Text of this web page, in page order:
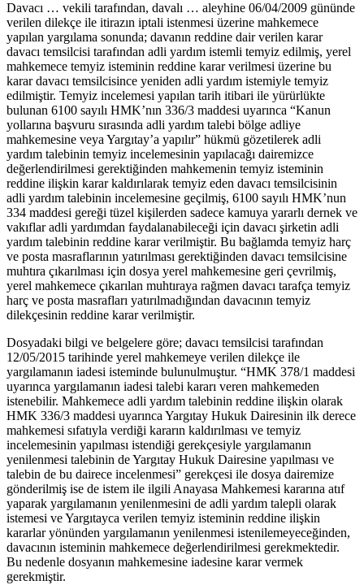
Davacı … vekili tarafından, davalı … aleyhine 06/04/2009 gününde
verilen dilekçe ile itirazın iptali istenmesi üzerine mahkemece
yapılan yargılama sonunda; davanın reddine dair verilen karar
davacı temsilcisi tarafından adli yardım istemli temyiz edilmiş, yerel
mahkemece temyiz isteminin reddine karar verilmesi üzerine bu
karar davacı temsilcisince yeniden adli yardım istemiyle temyiz
edilmiştir. Temyiz incelemesi yapılan tarih itibari ile yürürlükte
bulunan 6100 sayılı HMK’nın 336/3 maddesi uyarınca “Kanun
yollarına başvuru sırasında adli yardım talebi bölge adliye
mahkemesine veya Yargıtay’a yapılır” hükmü gözetilerek adli
yardım talebinin temyiz incelemesinin yapılacağı dairemizce
değerlendirilmesi gerektiğinden mahkemenin temyiz isteminin
reddine ilişkin karar kaldırılarak temyiz eden davacı temsilcisinin
adli yardım talebinin incelemesine geçilmiş, 6100 sayılı HMK’nun
334 maddesi gereği tüzel kişilerden sadece kamuya yararlı dernek ve
vakıflar adli yardımdan faydalanabileceği için davacı şirketin adli
yardım talebinin reddine karar verilmiştir. Bu bağlamda temyiz harç
ve posta masraflarının yatırılması gerektiğinden davacı temsilcisine
muhtıra çıkarılması için dosya yerel mahkemesine geri çevrilmiş,
yerel mahkemece çıkarılan muhtıraya rağmen davacı tarafça temyiz
harç ve posta masrafları yatırılmadığından davacının temyiz
dilekçesinin reddine karar verilmiştir.
Dosyadaki bilgi ve belgelere göre; davacı temsilcisi tarafından
12/05/2015 tarihinde yerel mahkemeye verilen dilekçe ile
yargılamanın iadesi isteminde bulunulmuştur. “HMK 378/1 maddesi
uyarınca yargılamanın iadesi talebi kararı veren mahkemeden
istenebilir. Mahkemece adli yardım talebinin reddine ilişkin olarak
HMK 336/3 maddesi uyarınca Yargıtay Hukuk Dairesinin ilk derece
mahkemesi sıfatıyla verdiği kararın kaldırılması ve temyiz
incelemesinin yapılması istendiği gerekçesiyle yargılamanın
yenilenmesi talebinin de Yargıtay Hukuk Dairesine yapılması ve
talebin de bu dairece incelenmesi” gerekçesi ile dosya dairemize
gönderilmiş ise de istem ile ilgili Anayasa Mahkemesi kararına atıf
yaparak yargılamanın yenilenmesini de adli yardım talepli olarak
istemesi ve Yargıtayca verilen temyiz isteminin reddine ilişkin
kararlar yönünden yargılamanın yenilenmesi istenilemeyeceğinden,
davacının isteminin mahkemece değerlendirilmesi gerekmektedir.
Bu nedenle dosyanın mahkemesine iadesine karar vermek
gerekmiştir.